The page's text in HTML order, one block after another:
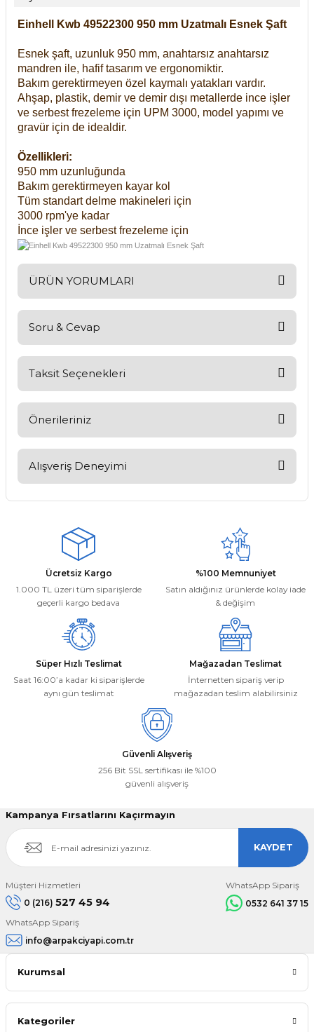
Einhell Kwb 49522300 950 mm Uzatmalı Esnek Şaft
Esnek şaft, uzunluk 950 mm, anahtarsız anahtarsız
mandren ile, hafif tasarım ve ergonomiktir.
Bakım gerektirmeyen özel kaymalı yatakları vardır.
Ahşap, plastik, demir ve demir dışı metallerde ince işler
ve serbest frezeleme için UPM 3000, model yapımı ve
gravür için de idealdir.
Özellikleri:
950 mm uzunluğunda
Bakım gerektirmeyen kayar kol
Tüm standart delme makineleri için
3000 rpm'ye kadar
İnce işler ve serbest frezeleme için
ÜRÜN YORUMLARI
Bu ürüne ilk yorumu siz yapın!
Soru & Cevap
Ürün hakkında henüz soru sorulmamış.
Taksit Seçenekleri
Önerileriniz
kullanarak tarafımıza iletebilirsiniz.
Görüş ve önerileriniz için teşekkür ederiz.
Ürün açıklamasında eksik bilgiler bulunuyor.
Ürün bilgilerinde hatalar bulunuyor.
Ürün fiyatı diğer sitelerden daha pahalı.
Bu ürüne benzer farklı alternatifler olmalı.
Alışveriş Deneyimi
verin, size ulaşamıyorum.
Mehmet Kayış | 17/02/2026
Deneyimini Paylaş
Ücretsiz Kargo
1.000 TL üzeri tüm siparişlerde
geçerli kargo bedava
%100 Memnuniyet
Satın aldığınız ürünlerde kolay iade
& değişim
Süper Hızlı Teslimat
Saat 16:00’a kadar ki siparişlerde
aynı gün teslimat
Mağazadan Teslimat
İnternetten sipariş verip
mağazadan teslim alabilirsiniz
Güvenli Alışveriş
256 Bit SSL sertifikası ile %100
güvenli alışveriş
Kampanya Fırsatlarını Kaçırmayın
KAYDET
Müşteri Hizmetleri
0 (216) 527 45 94
WhatsApp Sipariş
0532 641 37 15
WhatsApp Sipariş
info@arpakciyapi.com.tr
Kurumsal
Kategoriler